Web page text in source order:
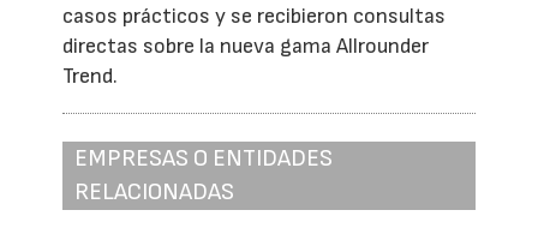
casos prácticos y se recibieron consultas
directas sobre la nueva gama Allrounder
Trend.
EMPRESAS O ENTIDADES
RELACIONADAS